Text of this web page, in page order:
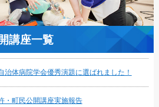
講座一覧
治体病院学会優秀演題に選ばれました！
・町民公開講座実施報告